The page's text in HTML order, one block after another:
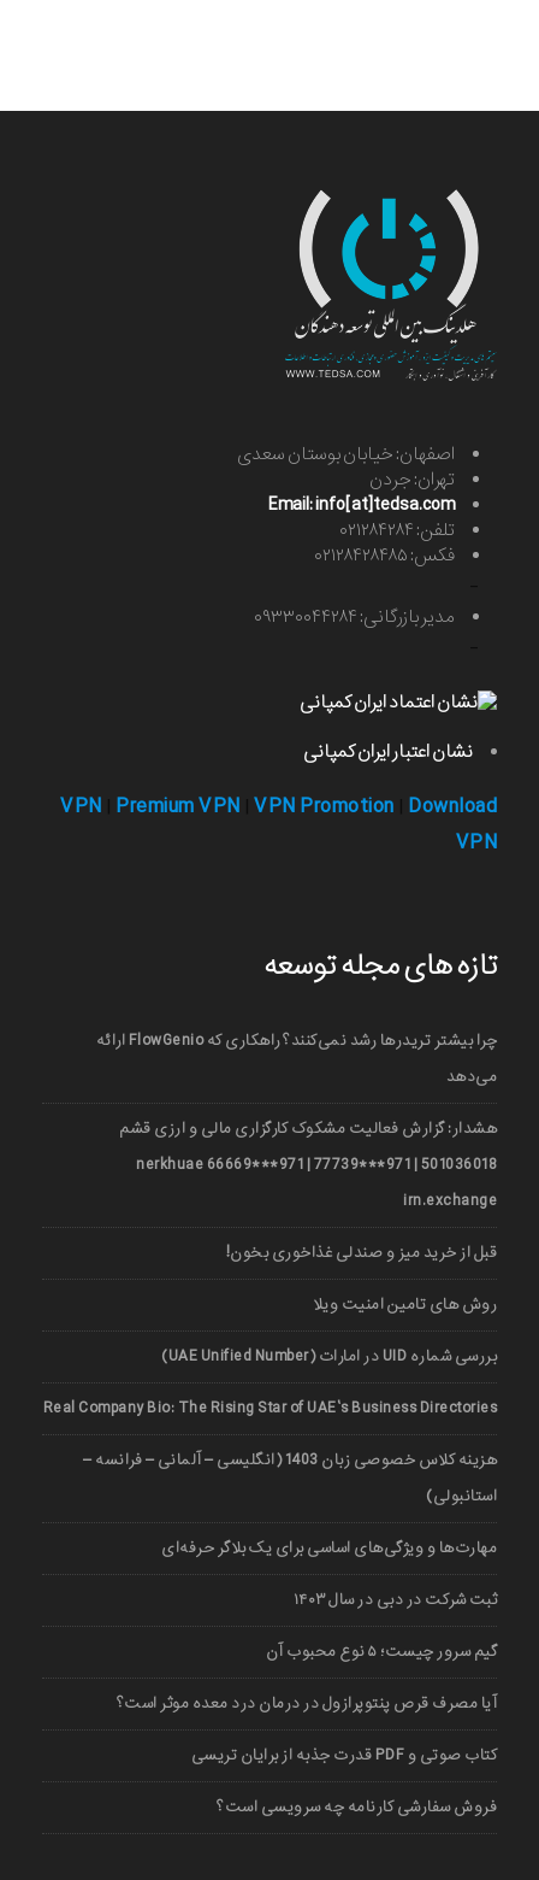
اصفهان: خیابان بوستان سعدی
تهران: جردن
Email: info[at]tedsa.com
تلفن: ۰۲۱۲۸۴۲۸۴
فکس: ۰۲۱۲۸۴۲۸۴۸۵
مدیر بازرگانی: ۰۹۳۳۰۰۴۴۲۸۴
نشان اعتبار ایران کمپانی
VPN Premium VPN VPN Promotion Download
VPN
تازه های مجله توسعه
چرا بیشتر تریدرها رشد نمی‌کنند؟ راهکاری که FlowGenio ارائه
می‌دهد
هشدار: گزارش فعالیت مشکوک کارگزاری مالی و ارزی قشم
501036018 | 971***77739 | 971***66669 nerkhuae
irn.exchange
قبل از خرید میز و صندلی غذاخوری بخون!
روش های تامین امنیت ویلا
بررسی شماره UID در امارات (UAE Unified Number)
Real Company Bio: The Rising Star of UAE’s Business Directories
هزینه کلاس خصوصی زبان 1403 (انگلیسی – آلمانی – فرانسه –
استانبولی)
مهارت‌ها و ویژگی‌های اساسی برای یک بلاگر حرفه‌ای
ثبت شرکت در دبی در سال ۱۴۰۳
گیم سرور چیست؛ ۵ نوع محبوب آن
آیا مصرف قرص پنتوپرازول در درمان درد معده موثر است؟
کتاب صوتی و PDF قدرت جذبه از برایان تریسی
فروش سفارشی کارنامه چه سرویسی است؟